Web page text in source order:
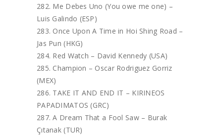
Me Debes Uno (You owe me one) –
Luis Galindo (ESP)
Once Upon A Time in Hoi Shing Road –
Jas Pun (HKG)
Red Watch – David Kennedy (USA)
Champion – Oscar Rodriguez Gorriz
(MEX)
TAKE IT AND END IT – KIRINEOS
PAPADIMATOS (GRC)
A Dream That a Fool Saw – Burak
Çıtanak (TUR)